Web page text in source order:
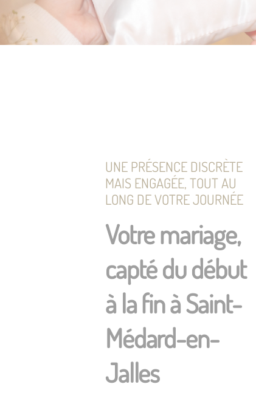
UNE PRÉSENCE DISCRÈTE
MAIS ENGAGÉE, TOUT AU
LONG DE VOTRE JOURNÉE
Votre mariage,
capté du début
à la fin à Saint-
Médard-en-
Jalles